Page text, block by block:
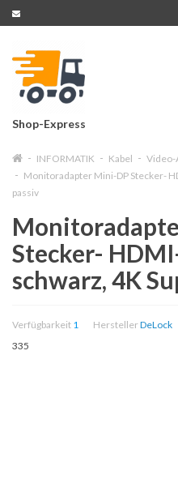
Shop-Express
INFORMATIK Kabel
Video-
Monitoradapter Mini-DP Stecker-
passiv
Stecker-
schwarz, 4K
Verfügbarkeit 1 HerstellerDeLock
335